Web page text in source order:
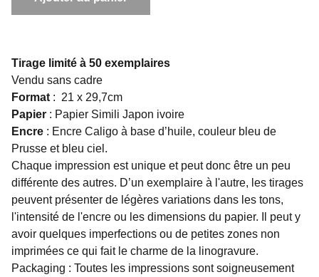
Tirage limité à 50 exemplaires
Vendu sans cadre
Format : 21 x 29,7cm
Papier : Papier Simili Japon ivoire
Encre : Encre Caligo à base d’huile, couleur bleu de
Prusse et bleu ciel.
Chaque impression est unique et peut donc être un peu
différente des autres. D’un exemplaire à l'autre, les tirages
peuvent présenter de légères variations dans les tons,
l'intensité de l'encre ou les dimensions du papier. Il peut y
avoir quelques imperfections ou de petites zones non
imprimées ce qui fait le charme de la linogravure.
Packaging : Toutes les impressions sont soigneusement